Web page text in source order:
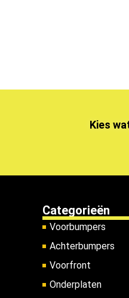
Kies
Categorieën
Voorbumpers
Achterbumpers
Voorfront
Onderplaten